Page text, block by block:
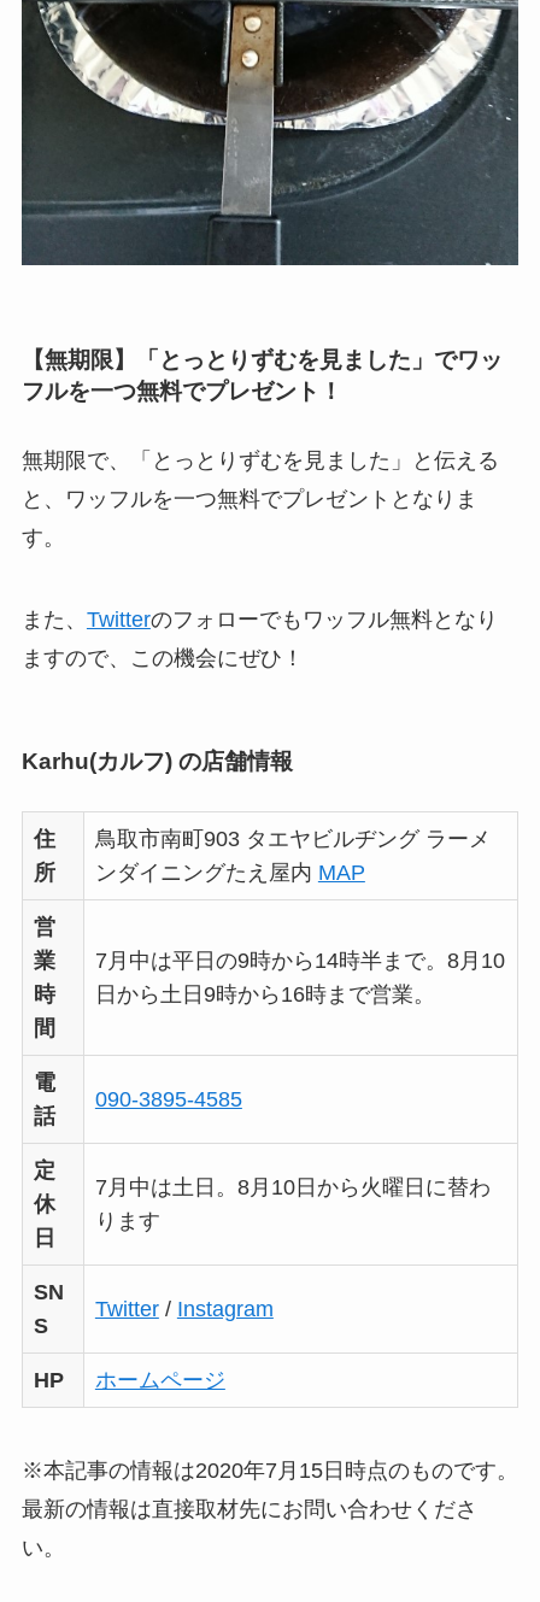
【無期限】「とっとりずむを見ました」でワッ
フルを一つ無料でプレゼント！
無期限で、「とっとりずむを見ました」と伝える
と、ワッフルを一つ無料でプレゼントとなりま
す。
また、 Twitterのフォローでもワッフル無料となり
ますので、この機会にぜひ！
Karhu(カルフ) の店舗情報
住
所
鳥取市南町903 タエヤビルヂング ラーメ
ンダイニングたえ屋内 MAP
営
業
時
間
7月中は平日の9時から14時半まで。8月10
日から土日9時から16時まで営業。
電
話
090-3895-4585
定
休
日
7月中は土日。8月10日から火曜日に替わ
ります
SN
S
Twitter/ Instagram
HP ホームページ
※本記事の情報は2020年7月15日時点のものです。
最新の情報は直接取材先にお問い合わせくださ
い。